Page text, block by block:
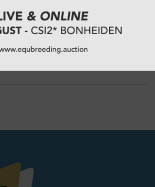
Van Asten springen naar top vijf
in hoofdnummer Opglabbeek
VOLGENDE